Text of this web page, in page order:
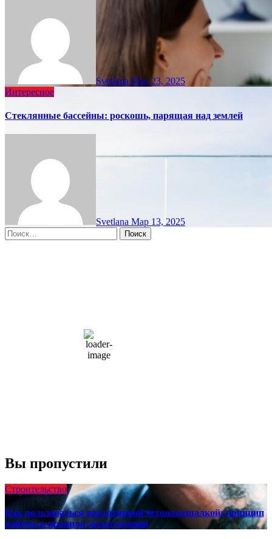
Svetlana Мар 23, 2025
Интересное
Стеклянные бассейны: роскошь, парящая над землей
Svetlana Мар 13, 2025
Найти:
66 %
1004 мб
10 mph
Вы пропустили
Строительство
Как пользоваться портативной бетономешалкой: принцип
работы и правила эксплуатации